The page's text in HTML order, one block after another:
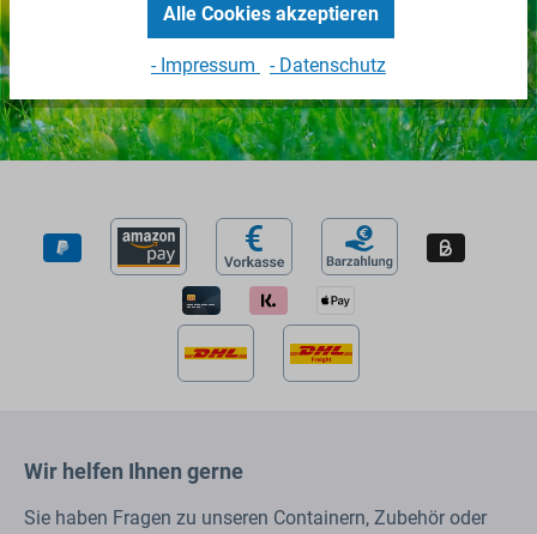
Wir helfen Ihnen gerne
Sie haben Fragen zu unseren Containern, Zubehör oder
Alle Cookies akzeptieren
- Impressum - Datenschutz